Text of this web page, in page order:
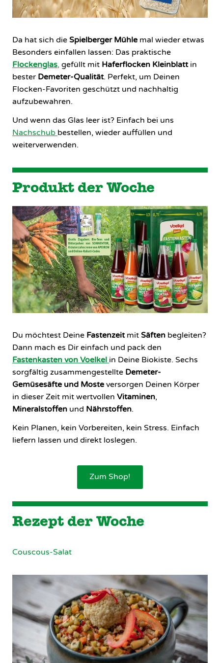
Da hat sich die Spielberger Mühle mal wieder etwas
Besonders einfallen lassen: Das praktische
Flockenglas, gefüllt mit Haferflocken Kleinblattin
bester Demeter-Qualität. Perfekt, um Deinen
Flocken-Favoriten geschützt und nachhaltig
aufzubewahren.
Und wenn das Glas leer ist? Einfach bei uns
Nachschub bestellen, wieder auffüllen und
weiterverwenden.
Produkt der Woche
Du möchtest Deine Fastenzeitmit Säften begleiten?
Dann mach es Dir einfach und pack den
Fastenkasten von Voelkel in Deine Biokiste. Sechs
sorgfältig zusammengestellte Demeter-
Gemüsesäfte und Moste versorgen Deinen Körper
in dieser Zeit mit wertvollen Vitaminen,
Mineralstoffen und Nährstoffen.
Kein Planen, kein Vorbereiten, kein Stress. Einfach
liefern lassen und direkt loslegen.
Zum Shop!
Rezept der Woche
Couscous-Salat